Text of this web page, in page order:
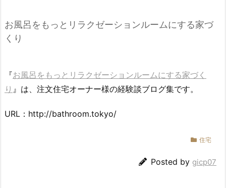
お風呂をもっとリラクゼーションルームにする家づ
くり
『お風呂をもっとリラクゼーションルームにする家づく
り 』は、注文住宅オーナー様の経験談ブログ集です。
URL：http://bathroom.tokyo/
住宅
Posted by gicp07